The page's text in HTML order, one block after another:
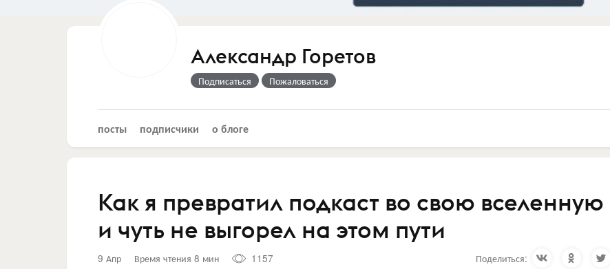
Александр Горетов
Подписаться Пожаловаться
посты подписчики о блоге
Как я превратил подкаст во свою вселенную
и чуть не выгорел на этом пути
9 Апр Время чтения 8 мин 1157 Поделиться: